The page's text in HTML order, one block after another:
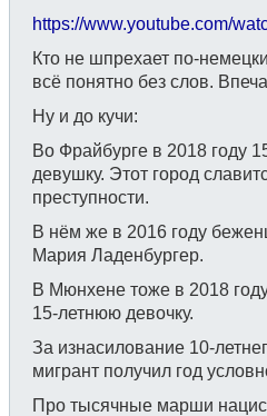
https://www.youtube.com/
Кто не шпрехает по-
всё понятно без слов.
Ну и до кучи:
Во Фрайбурге в 2018 году
девушку. Этот город
преступности.
В нём же в 2016 году
Мария Ладенбургер.
В Мюнхене тоже в 2018
15-летнюю девочку.
За изнасилование 10-
мигрант получил год
Про тысячные марши